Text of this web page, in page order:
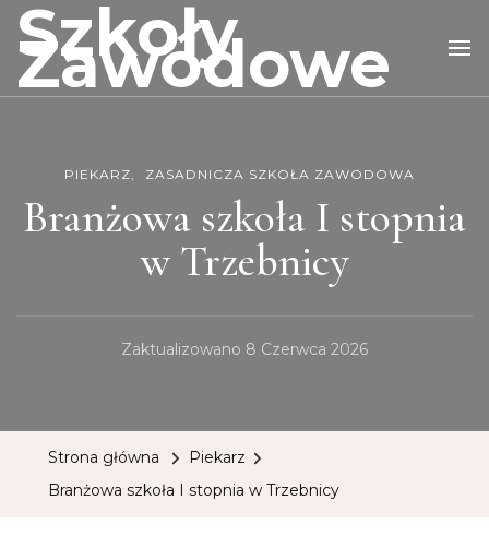
Szkoły
Zawodowe
PIEKARZ ZASADNICZA SZKOŁA ZAWODOWA
Branżowa szkoła I stopnia
w Trzebnicy
Zaktualizowano 8 Czerwca 2026
Strona główna
Piekarz
Branżowa szkoła I stopnia w Trzebnicy